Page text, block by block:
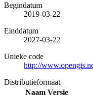
Begindatum
2019-03-22
Einddatum
2027-03-22
Unieke code
http://
Distributieformaat
Naam Versie